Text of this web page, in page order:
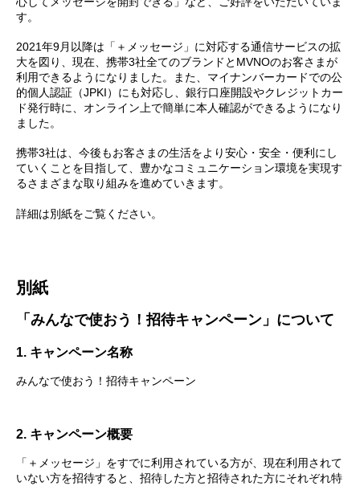
す。
2021年9月以降は「＋メッセージ」に対応する通信サービスの拡
大を図り、現在、携帯3社全てのブランドとMVNOのお客さまが
利用できるようになりました。また、マイナンバーカードでの公
的個人認証（JPKI）にも対応し、銀行口座開設やクレジットカー
ド発行時に、オンライン上で簡単に本人確認ができるようになり
ました。
携帯3社は、今後もお客さまの生活をより安心・安全・便利にし
ていくことを目指して、豊かなコミュニケーション環境を実現す
るさまざまな取り組みを進めていきます。
詳細は別紙をご覧ください。
別紙
「みんなで使おう！招待キャンペーン」について
1. キャンペーン名称
みんなで使おう！招待キャンペーン
2. キャンペーン概要
「＋メッセージ」をすでに利用されている方が、現在利用されて
いない方を招待すると、招待した方と招待された方にそれぞれ特